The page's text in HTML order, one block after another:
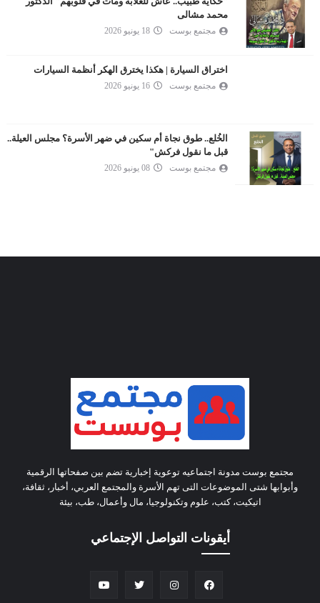
محمد مشالى
مجتمع بوست 18 يونيو 2026
اختراق السيارة | هكذا يخترق الهكر أنظمة السيارات
مجتمع بوست 16 يونيو 2026
الخُلع.. طوق نجاة أم سكين في ضهر الأسرة؟ مجلس العيلة..
قبل ما نقول فركش"
مجتمع بوست 08 يونيو 2026
مجتمع بوست مدونة اجتماعيه توعوية إخبارية تضم بين صفحاتها الرقمية
وأبوابها شتى الموضوعات التى تهم الأسرة والمجتمع العربي، أخبار، ثقافة،
اتيكيت، كتب، علوم وتكنولوجيا، مال وأعمال، طب، بيئة
أيقونات التواصل الإجتماعي